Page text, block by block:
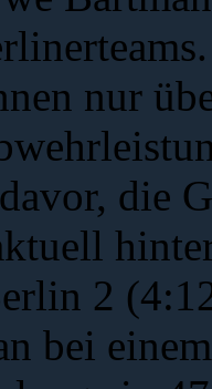
nur
die
2
bei